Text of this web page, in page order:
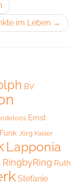
im Leben →
BV
Ernst
Jörg Kaiser
Lapponia
RingbyRing Ruth
Stefanie